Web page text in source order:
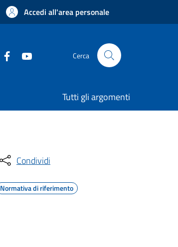
Accedi all'area personale
Cerca
Tutti gli argomenti
Condividi
Normativa di riferimento